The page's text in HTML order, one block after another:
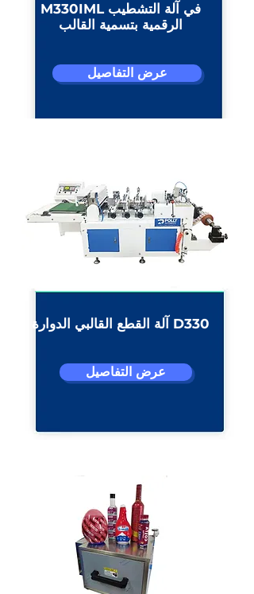
M330IML في آلة التشطيب
الرقمية بتسمية القالب
عرض التفاصيل
آلة القطع القالبي الدوارة D330
عرض التفاصيل